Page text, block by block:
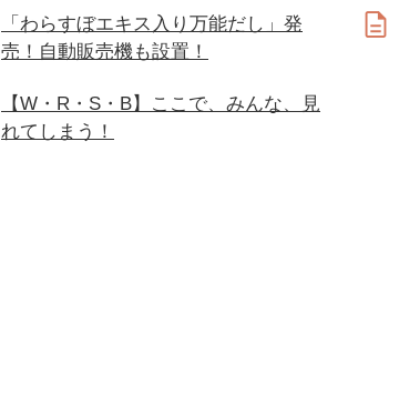
「わらすぼエキス入り万能だし」発
売！自動販売機も設置！
【W・R・S・B】ここで、みんな、見
れてしまう！